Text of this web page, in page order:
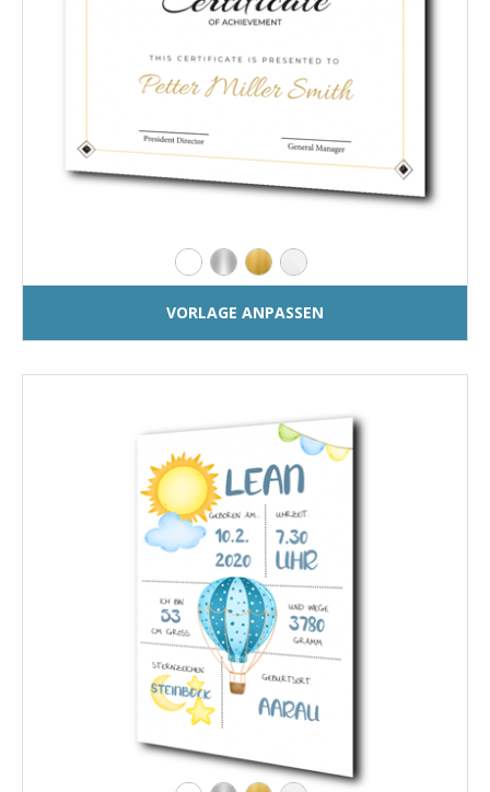
VORLAGE ANPASSEN